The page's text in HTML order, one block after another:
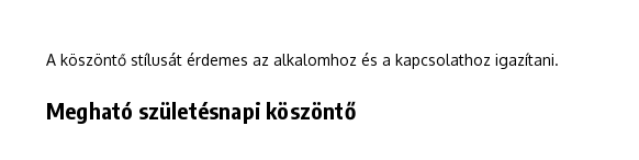
A köszöntő stílusát érdemes az alkalomhoz és a kapcsolathoz igazítani.
Megható születésnapi köszöntő